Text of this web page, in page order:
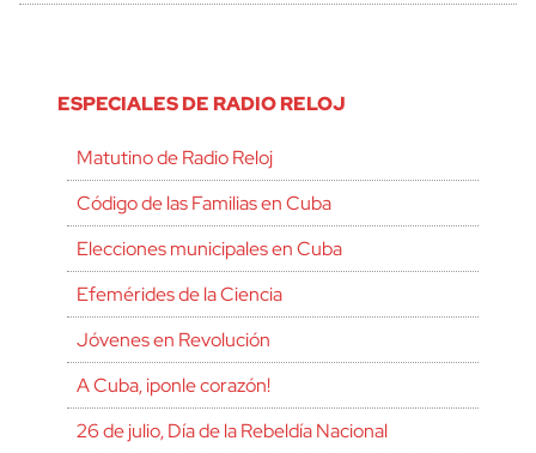
ESPECIALES DE RADIO RELOJ
Matutino de Radio Reloj
Código de las Familias en Cuba
Elecciones municipales en Cuba
Efemérides de la Ciencia
Jóvenes en Revolución
A Cuba, ¡ponle corazón!
26 de julio, Día de la Rebeldía Nacional